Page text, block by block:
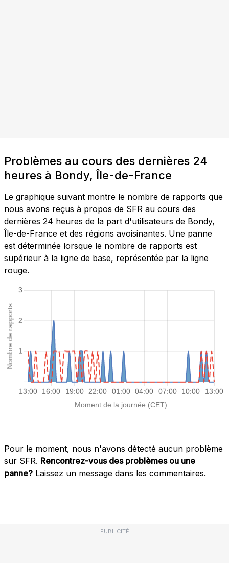
Problèmes au cours des dernières 24
heures à Bondy, Île-de-France
Le graphique suivant montre le nombre de rapports que
nous avons reçus à propos de SFR au cours des
dernières 24 heures de la part d'utilisateurs de Bondy,
Île-de-France et des régions avoisinantes. Une panne
est déterminée lorsque le nombre de rapports est
supérieur à la ligne de base, représentée par la ligne
rouge.
Pour le moment, nous n'avons détecté aucun problème
sur SFR. Rencontrez-vous des problèmes ou une
panne? Laissez un message dans les commentaires.
PUBLICITÉ